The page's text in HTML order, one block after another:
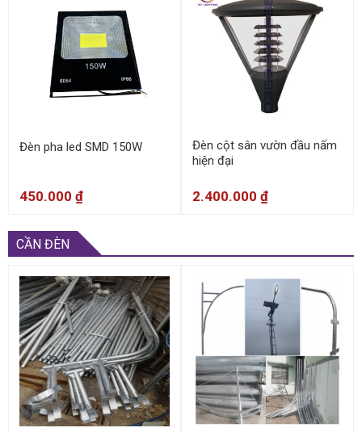
Đèn pha led SMD 150W
450.000 ₫
Đèn cột sân vườn đầu nấm
hiện đại
2.400.000 ₫
CẦN ĐÈN